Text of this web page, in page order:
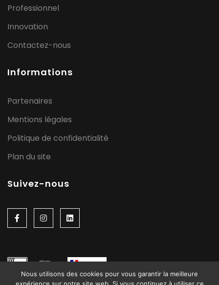
Professionnel
Innovation
Contactez-nous
Informations
Partenaires
Mentions légales
Politique de confidentialité
Plan du site
Suivez-nous
Nous utilisons des cookies pour vous garantir la meilleure